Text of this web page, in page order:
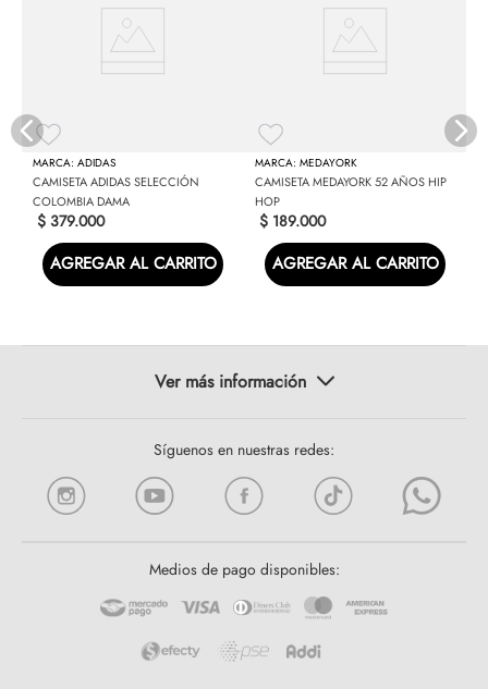
ADIDAS
CAMISETA ADIDAS SELECCIÓN
COLOMBIA DAMA
$ 379.000
AGREGAR AL CARRITO
MEDAYORK
CAMISETA MEDAYORK 52 AÑOS HIP
HOP
$ 189.000
AGREGAR AL CARRITO
Síguenos en nuestras redes:
Medios de pago disponibles: